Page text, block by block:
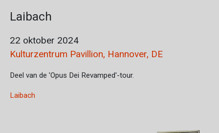
Laibach
22 oktober 2024
Kulturzentrum Pavillion, Hannover, DE
Deel van de 'Opus Dei Revamped'-tour.
Laibach